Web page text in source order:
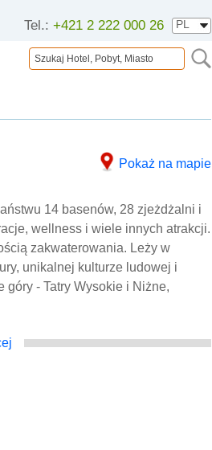
Tel.: +421 2 222 000 26
Pokaż na mapie
14 basenów, 28 zjeżdżalni i
wellness i wiele innych atrakcji.
zakwaterowania. Leży w
unikalnej kulturze ludowej i
góry - Tatry Wysokie i Niżne,